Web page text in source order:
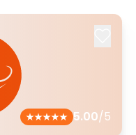
5.00/5